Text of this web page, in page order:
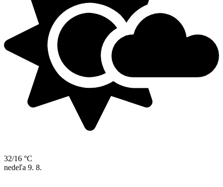
32/16 °C
nedeľa 9. 8.